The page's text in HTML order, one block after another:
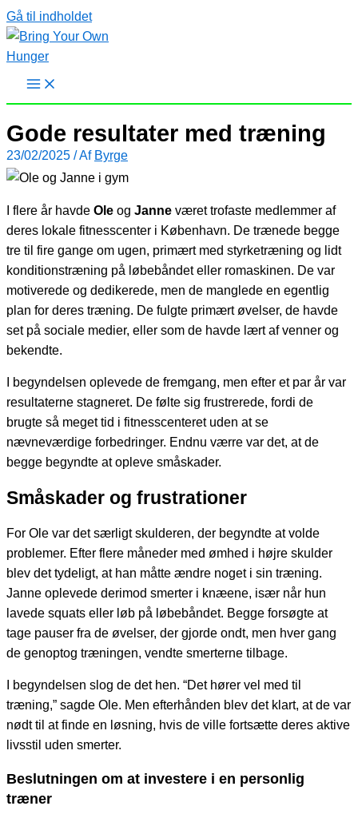
Gå til indholdet
Gode resultater med træning
23/02/2025 / Af Byrge
I flere år havde Ole og Janne været trofaste medlemmer af
deres lokale fitnesscenter i København. De trænede begge
tre til fire gange om ugen, primært med styrketræning og lidt
konditionstræning på løbebåndet eller romaskinen. De var
motiverede og dedikerede, men de manglede en egentlig
plan for deres træning. De fulgte primært øvelser, de havde
set på sociale medier, eller som de havde lært af venner og
bekendte.
I begyndelsen oplevede de fremgang, men efter et par år var
resultaterne stagneret. De følte sig frustrerede, fordi de
brugte så meget tid i fitnesscenteret uden at se
nævneværdige forbedringer. Endnu værre var det, at de
begge begyndte at opleve småskader.
Småskader og frustrationer
For Ole var det særligt skulderen, der begyndte at volde
problemer. Efter flere måneder med ømhed i højre skulder
blev det tydeligt, at han måtte ændre noget i sin træning.
Janne oplevede derimod smerter i knæene, især når hun
lavede squats eller løb på løbebåndet. Begge forsøgte at
tage pauser fra de øvelser, der gjorde ondt, men hver gang
de genoptog træningen, vendte smerterne tilbage.
I begyndelsen slog de det hen. “Det hører vel med til
træning,” sagde Ole. Men efterhånden blev det klart, at de var
nødt til at finde en løsning, hvis de ville fortsætte deres aktive
livsstil uden smerter.
Beslutningen om at investere i en personlig
træner